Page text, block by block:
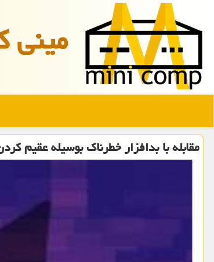
مینی
مقابله با بدافزار خطرناك بوسیله عقیم